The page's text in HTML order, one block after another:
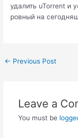
удалить uTorrent и
ровный на
Post
← Previous Post
Leave a
You must be